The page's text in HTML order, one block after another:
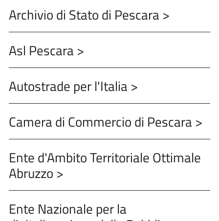
Archivio di Stato di Pescara >
Asl Pescara >
Autostrade per l'Italia >
Camera di Commercio di Pescara >
Ente d'Ambito Territoriale Ottimale
Abruzzo >
Ente Nazionale per la